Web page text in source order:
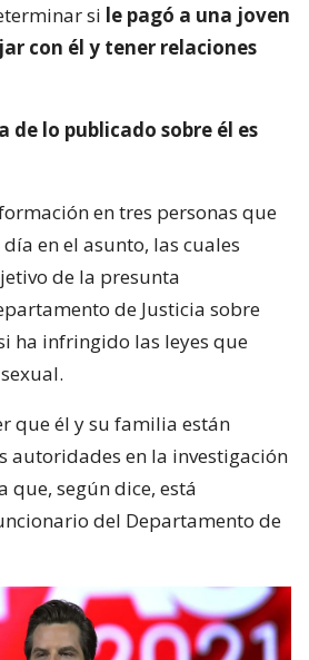
si le pagó a una joven
con él y tener relaciones
de lo publicado sobre él es
en tres personas que
en el asunto, las cuales
de la presunta
de Justicia sobre
ha infringido las leyes que
que él y su familia están
autoridades en la investigación
que, según dice, está
del Departamento de